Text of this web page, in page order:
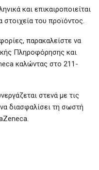
και επικαιροποιείται
του προϊόντος.
παρακαλείστε να
Πληροφόρησης και
καλώντας στο 211-
στενά με τις
διασφαλίσει τη σωστή